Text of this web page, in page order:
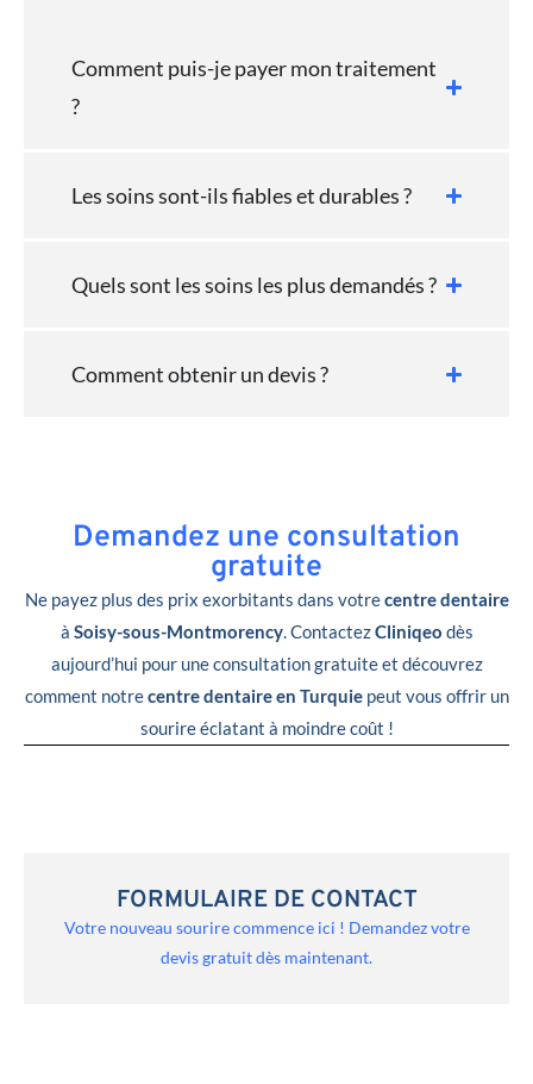
Comment puis-je payer mon traitement
?
Les soins sont-ils fiables et durables ?
Quels sont les soins les plus demandés ?
Comment obtenir un devis ?
Demandez une consultation
gratuite
Ne payez plus des prix exorbitants dans votrecentre dentaire
à Soisy-sous-Montmorency. ContactezCliniqeo dès
aujourd’hui pour une consultation gratuite et découvrez
comment notrecentre dentaire en Turquiepeut vous offrir un
sourire éclatant à moindre coût !
FORMULAIRE DE CONTACT
Votre nouveau sourire commence ici ! Demandez votre
devis gratuit dès maintenant.